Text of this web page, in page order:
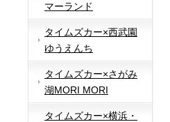
マーランド
タイムズカー×西武園
ゆうえんち
タイムズカー×さがみ
湖MORI MORI
タイムズカー×横浜・